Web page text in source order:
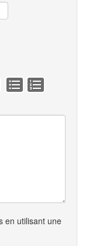
en utilisant une